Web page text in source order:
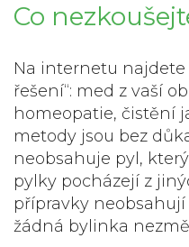
Co
Na internetu
řešení“: med z vaší
homeopatie, čistění
metody jsou bez
neobsahuje pyl,
pylky pocházejí z
přípravky
žádná bylinka